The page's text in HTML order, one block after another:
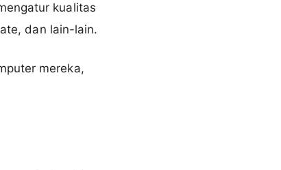
kualitas
dan lain-lain.
mereka,